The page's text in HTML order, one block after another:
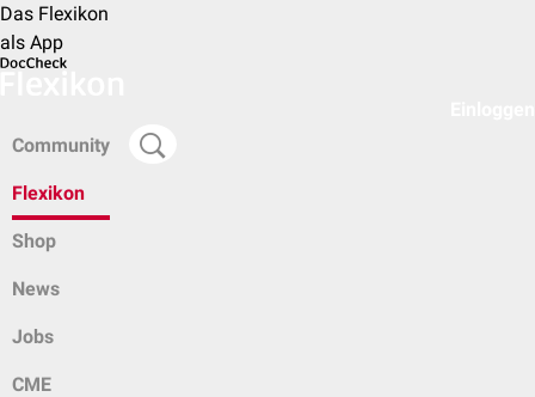
Das Flexikon
als App
Community
Flexikon
Shop
News
Jobs
CME